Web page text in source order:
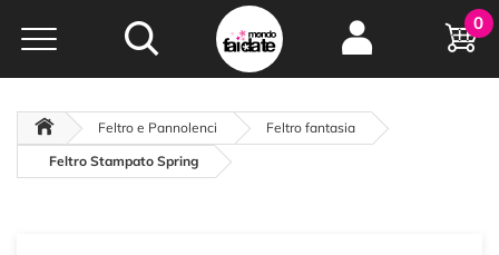
Hobby e
creatività...
oltre 15 anni online
0
Feltro e Pannolenci
Feltro fantasia
Feltro Stampato Spring